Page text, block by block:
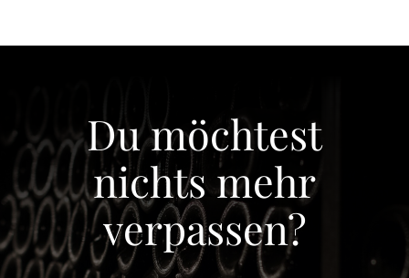
Du möchtest
nichts mehr
verpassen?